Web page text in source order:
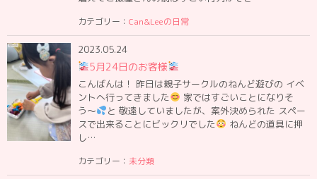
カテゴリー： Can&Leeの日常
2023.05.24
5月24日のお客様
こんばんは！ 昨日は親子サークルのねんど遊びの イベ
ントへ行ってきました
家ではすごいことになりそ
う〜
と 敬遠していましたが、案外決められた スペー
スで出来ることにビックリでした
ねんどの道具に押
し…
カテゴリー： 未分類